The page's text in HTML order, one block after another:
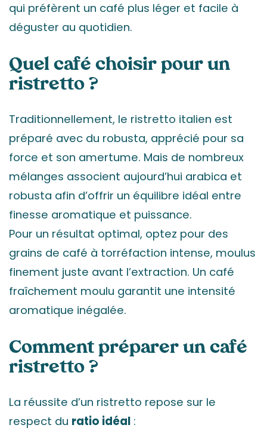
qui préfèrent un café plus léger et facile à
déguster au quotidien.
Quel café choisir pour un
ristretto ?
Traditionnellement, le ristretto italien est
préparé avec du robusta, apprécié pour sa
force et son amertume. Mais de nombreux
mélanges associent aujourd’hui arabica et
robusta afin d’offrir un équilibre idéal entre
finesse aromatique et puissance.
Pour un résultat optimal, optez pour des
grains de café à torréfaction intense, moulus
finement juste avant l’extraction. Un café
fraîchement moulu garantit une intensité
aromatique inégalée.
Comment préparer un café
ristretto ?
La réussite d’un ristretto repose sur le
respect du ratio idéal :